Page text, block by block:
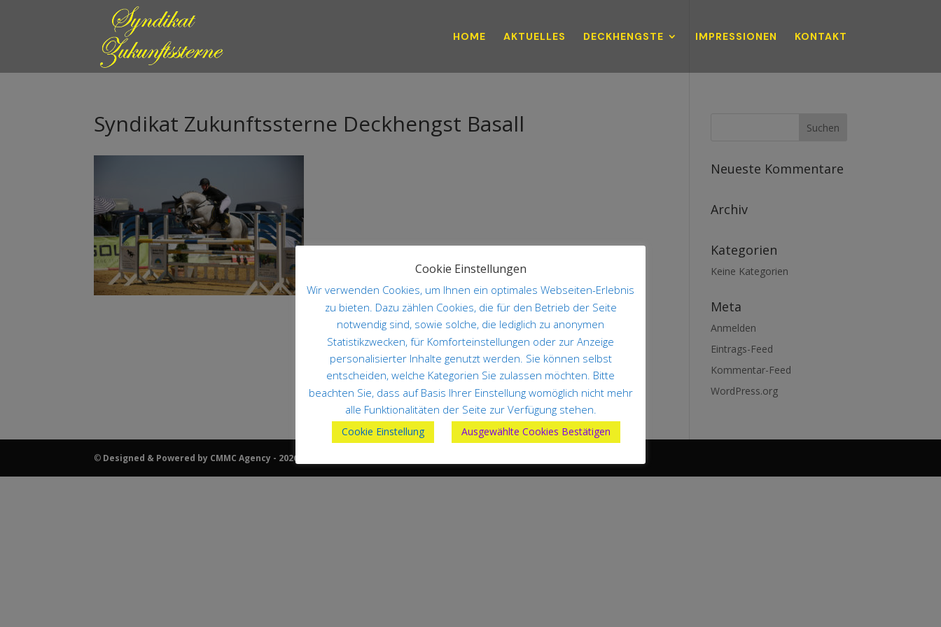
HOME AKTUELLES DECKHENGSTE IMPRESSIONEN KONTAKT
Syndikat Zukunftssterne Deckhengst Basall
Neueste Kommentare
Archiv
Kategorien
Keine Kategorien
Meta
Anmelden
Eintrags-Feed
Kommentar-Feed
WordPress.org
© Designed & Powered by CMMC Agency - 2026
Cookie Einstellungen
Wir verwenden Cookies, um Ihnen ein optimales Webseiten-Erlebnis
zu bieten. Dazu zählen Cookies, die für den Betrieb der Seite
notwendig sind, sowie solche, die lediglich zu anonymen
Statistikzwecken, für Komforteinstellungen oder zur Anzeige
personalisierter Inhalte genutzt werden. Sie können selbst
entscheiden, welche Kategorien Sie zulassen möchten. Bitte
beachten Sie, dass auf Basis Ihrer Einstellung womöglich nicht mehr
alle Funktionalitäten der Seite zur Verfügung stehen.
Cookie Einstellung Ausgewählte Cookies Bestätigen